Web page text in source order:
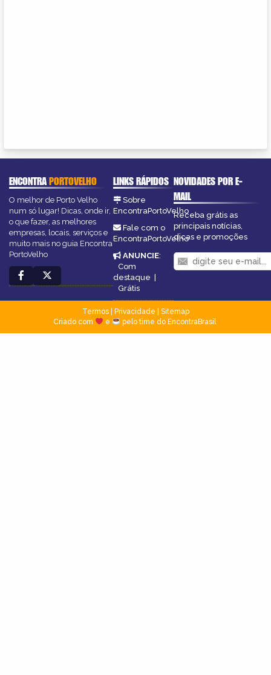
ENCONTRAPORTOVELHO
O melhor de Porto Velho
num só lugar! Dicas, onde ir,
o que fazer, as melhores
empresas, locais, serviços e
muito mais no guia Encontra
PortoVelho
LINKS RÁPIDOS
Sobre
EncontraPortoVelho
Fale com o
EncontraPortoVelho
ANUNCIE:
Com
destaque
Grátis
NOVIDADES POR E-
MAIL
Receba grátis as
principais notícias,
dicas e promoções
Termos| Privacidade
Sitemap
Criado com
e pelo time do EncontraBrasil